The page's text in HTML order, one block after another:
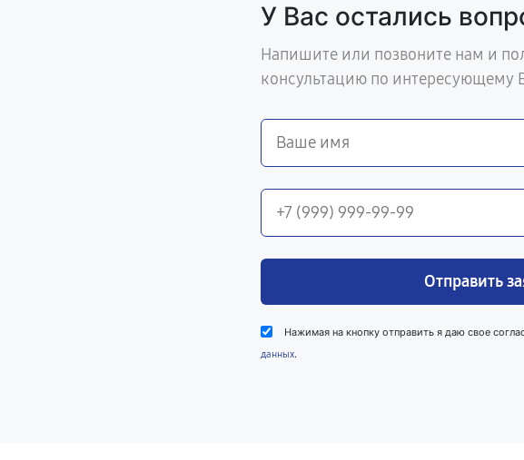
У Вас остались
Напишите или позвоните нам и
консультацию по интересующему
Отправить
Нажимая на кнопку отправить я даю свое
данных.